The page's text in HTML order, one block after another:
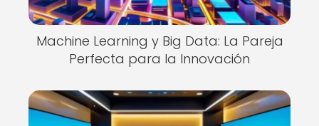
Machine Learning y Big Data: La Pareja
Perfecta para la Innovación